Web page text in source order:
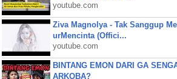
youtube.com
Ziva Magnolya - Tak Sanggup
urMencinta (Offici...
youtube.com
BINTANG EMON DARI GA
ARKOBA?